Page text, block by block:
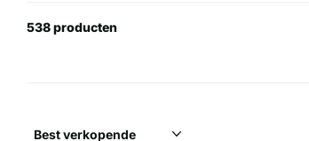
538 producten